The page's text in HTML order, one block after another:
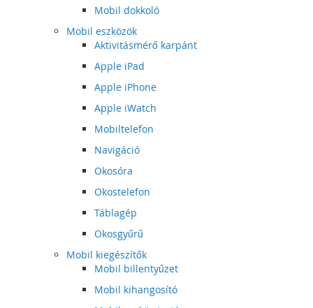
Mobil dokkoló
Mobil eszközök
Aktivitásmérő karpánt
Apple iPad
Apple iPhone
Apple iWatch
Mobiltelefon
Navigáció
Okosóra
Okostelefon
Táblagép
Okosgyűrű
Mobil kiegészítők
Mobil billentyűzet
Mobil kihangosító